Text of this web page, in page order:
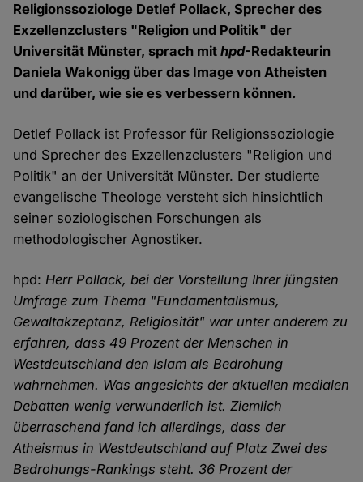
Religionssoziologe Detlef Pollack, Sprecher des
Exzellenzclusters "Religion und Politik" der
Universität Münster, sprach mithpd-Redakteurin
Daniela Wakonigg über das Image von Atheisten
und darüber, wie sie es verbessern können.
Detlef Pollack ist Professor für Religionssoziologie
und Sprecher des Exzellenzclusters "Religion und
Politik" an der Universität Münster. Der studierte
evangelische Theologe versteht sich hinsichtlich
seiner soziologischen Forschungen als
methodologischer Agnostiker.
hpd:Herr Pollack, bei der Vorstellung Ihrer jüngsten
Umfrage zum Thema "Fundamentalismus,
Gewaltakzeptanz, Religiosität" war unter anderem zu
erfahren, dass 49 Prozent der Menschen in
Westdeutschland den Islam als Bedrohung
wahrnehmen. Was angesichts der aktuellen medialen
Debatten wenig verwunderlich ist. Ziemlich
überraschend fand ich allerdings, dass der
Atheismus in Westdeutschland auf Platz Zwei des
Bedrohungs-Rankings steht. 36 Prozent der